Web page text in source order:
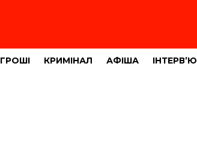
ГРОШІ КРИМІНАЛ АФІША ІНТЕРВ’Ю